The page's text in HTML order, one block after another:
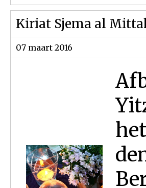
Kiriat Sjema al
07 maart 2016